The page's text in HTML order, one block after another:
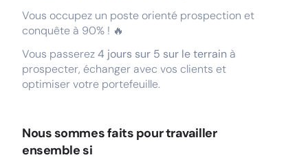
Vous occupez un poste orienté prospection et
conquête à 90% ! 🔥
Vous passerez4 jours sur 5 sur le terrain à
prospecter, échanger avec vos clients et
optimiser votre portefeuille.
Nous sommes faits pour travailler
ensemble si